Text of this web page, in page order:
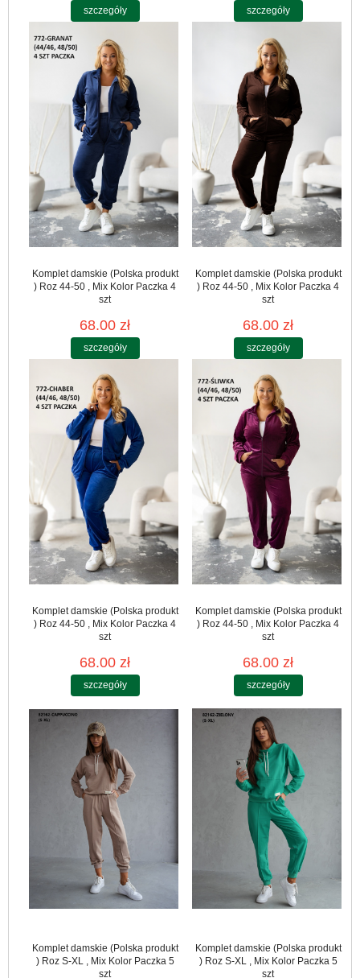
szczegóły szczegóły
Komplet damskie (Polska produkt
) Roz 44-50 , Mix Kolor Paczka 4
szt
68.00 zł
szczegóły
Komplet damskie (Polska produkt
) Roz 44-50 , Mix Kolor Paczka 4
szt
68.00 zł
szczegóły
Komplet damskie (Polska produkt
) Roz 44-50 , Mix Kolor Paczka 4
szt
68.00 zł
szczegóły
Komplet damskie (Polska produkt
) Roz 44-50 , Mix Kolor Paczka 4
szt
68.00 zł
szczegóły
Komplet damskie (Polska produkt
) Roz S-XL , Mix Kolor Paczka 5
szt
Komplet damskie (Polska produkt
) Roz S-XL , Mix Kolor Paczka 5
szt